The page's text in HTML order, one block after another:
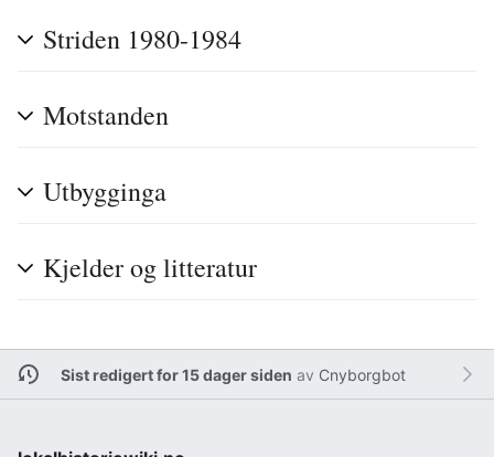
Striden 1980-1984
Motstanden
Utbygginga
Kjelder og litteratur
Sist redigert for 15 dager siden av Cnyborgbot